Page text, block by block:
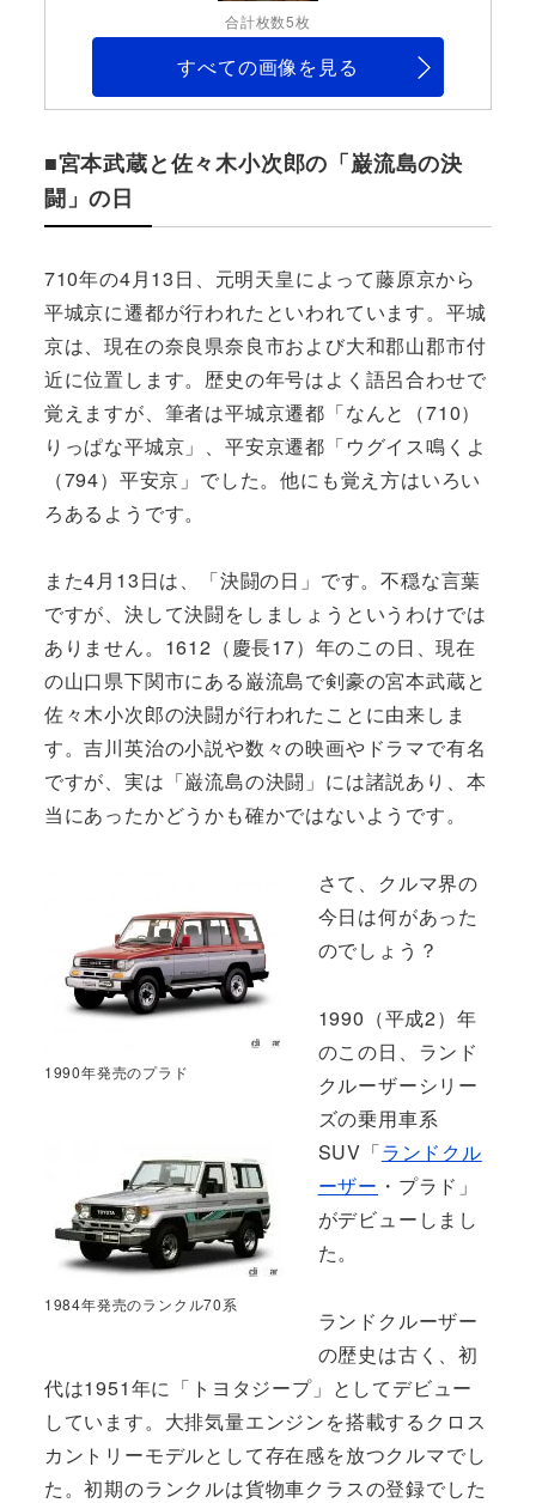
合計枚数5枚
すべての画像を見る
■宮本武蔵と佐々木小次郎の「巌流島の決
闘」の日
710年の4月13日、元明天皇によって藤原京から
平城京に遷都が行われたといわれています。平城
京は、現在の奈良県奈良市および大和郡山郡市付
近に位置します。歴史の年号はよく語呂合わせで
覚えますが、筆者は平城京遷都「なんと（710）
りっぱな平城京」、平安京遷都「ウグイス鳴くよ
（794）平安京」でした。他にも覚え方はいろい
ろあるようです。
また4月13日は、「決闘の日」です。不穏な言葉
ですが、決して決闘をしましょうというわけでは
ありません。1612（慶長17）年のこの日、現在
の山口県下関市にある巌流島で剣豪の宮本武蔵と
佐々木小次郎の決闘が行われたことに由来しま
す。吉川英治の小説や数々の映画やドラマで有名
ですが、実は「巌流島の決闘」には諸説あり、本
当にあったかどうかも確かではないようです。
1990年発売のプラド
1984年発売のランクル70系
さて、クルマ界の
今日は何があった
のでしょう？
1990（平成2）年
のこの日、ランド
クルーザーシリー
ズの乗用車系
SUV「ランドクル
ーザー ・プラド」
がデビューしまし
た。
ランドクルーザー
の歴史は古く、初
代は1951年に「トヨタジープ」としてデビュー
しています。大排気量エンジンを搭載するクロス
カントリーモデルとして存在感を放つクルマでし
た。初期のランクルは貨物車クラスの登録でした